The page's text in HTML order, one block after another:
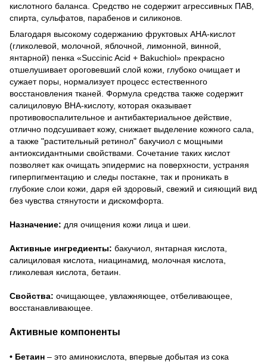
кислотного баланса. Средство не содержит агрессивных ПАВ,
спирта, сульфатов, парабенов и силиконов.
Благодаря высокому содержанию фруктовых АНА-кислот
(гликолевой, молочной, яблочной, лимонной, винной,
янтарной) пенка «Succinic Acid + Bakuchiol» прекрасно
отшелушивает ороговевший слой кожи, глубоко очищает и
сужает поры, нормализует процесс естественного
восстановления тканей. Формула средства также содержит
салициловую ВНА-кислоту, которая оказывает
противовоспалительное и антибактериальное действие,
отлично подсушивает кожу, снижает выделение кожного сала,
а также "растительный ретинол" бакучиол с мощными
антиоксидантными свойствами. Сочетание таких кислот
позволяет как очищать эпидермис на поверхности, устраняя
гиперпигментацию и следы постакне, так и проникать в
глубокие слои кожи, даря ей здоровый, свежий и сияющий вид
без чувства стянутости и дискомфорта.
Назначение: для очищения кожи лица и шеи.
Активные ингредиенты: бакучиол, янтарная кислота,
салициловая кислота, ниацинамид, молочная кислота,
гликолевая кислота, бетаин.
Свойства: очищающее, увлажняющее, отбеливающее,
восстанавливающее.
Активные компоненты
• Бетаин – это аминокислота, впервые добытая из сока